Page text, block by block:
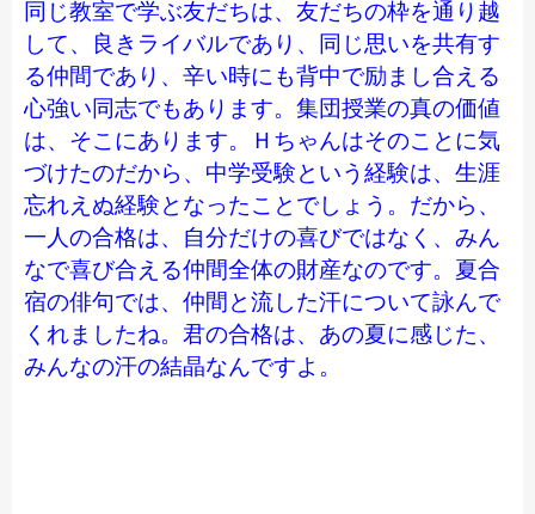
同じ教室で学ぶ友だちは、友だちの枠を通り越
して、良きライバルであり、同じ思いを共有す
る仲間であり、辛い時にも背中で励まし合える
心強い同志でもあります。集団授業の真の価値
は、そこにあります。Ｈちゃんはそのことに気
づけたのだから、中学受験という経験は、生涯
忘れえぬ経験となったことでしょう。だから、
一人の合格は、自分だけの喜びではなく、みん
なで喜び合える仲間全体の財産なのです。夏合
宿の俳句では、仲間と流した汗について詠んで
くれましたね。君の合格は、あの夏に感じた、
みんなの汗の結晶なんですよ。